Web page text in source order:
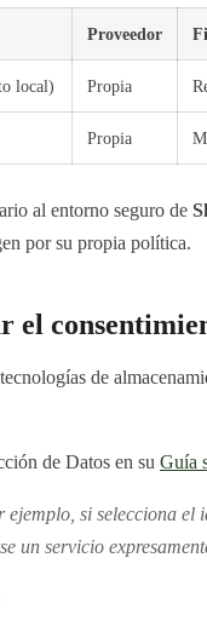
Proveedor
local) Propia
Propia
al entorno seguro de
por su propia política.
el
de
de Datos en su Guía
si selecciona
un servicio